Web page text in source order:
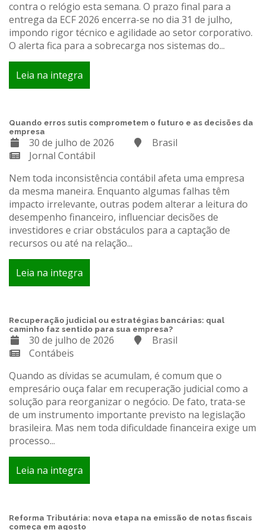
contra o relógio esta semana. O prazo final para a
entrega da ECF 2026 encerra-se no dia 31 de julho,
impondo rigor técnico e agilidade ao setor corporativo.
O alerta fica para a sobrecarga nos sistemas do...
Leia na integra
Quando erros sutis comprometem o futuro e as decisões da
empresa
30 de julho de 2026
Brasil
Jornal Contábil
Nem toda inconsistência contábil afeta uma empresa
da mesma maneira. Enquanto algumas falhas têm
impacto irrelevante, outras podem alterar a leitura do
desempenho financeiro, influenciar decisões de
investidores e criar obstáculos para a captação de
recursos ou até na relação...
Leia na integra
Recuperação judicial ou estratégias bancárias: qual
caminho faz sentido para sua empresa?
30 de julho de 2026
Brasil
Contábeis
Quando as dívidas se acumulam, é comum que o
empresário ouça falar em recuperação judicial como a
solução para reorganizar o negócio. De fato, trata-se
de um instrumento importante previsto na legislação
brasileira. Mas nem toda dificuldade financeira exige um
processo...
Leia na integra
Reforma Tributária: nova etapa na emissão de notas fiscais
começa em agosto